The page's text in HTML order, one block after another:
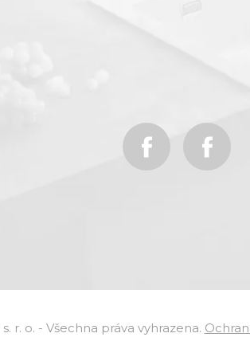
r. o. - Všechna práva vyhrazena.